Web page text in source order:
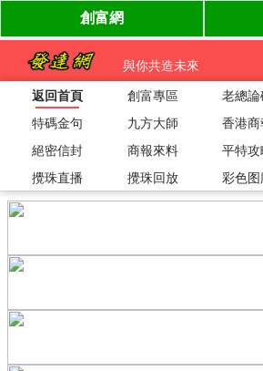
與你共造未來
返回首頁
創富專區 老總
特碼金句
九方大師 香港商
絕密信封
商報來料 平特
攪珠直播
攪珠回放 彩色